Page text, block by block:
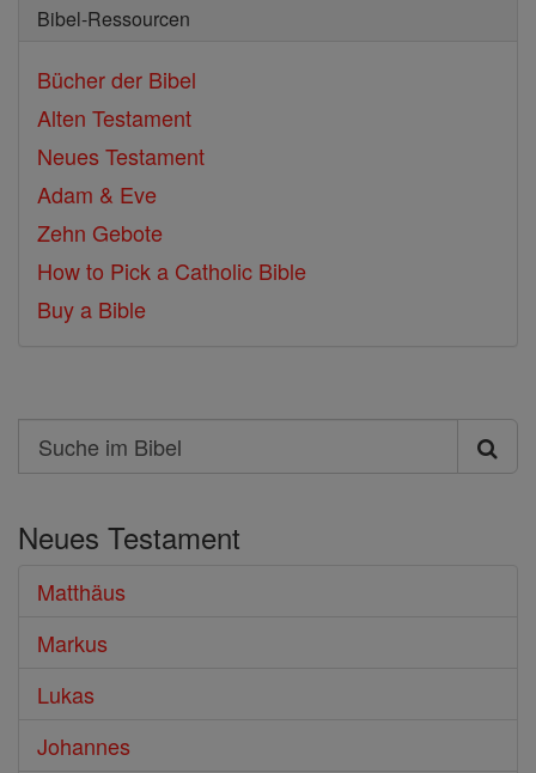
Bibel-Ressourcen
Bücher der Bibel
Alten Testament
Neues Testament
Adam & Eve
Zehn Gebote
How to Pick a Catholic Bible
Buy a Bible
Search
Suche
Bibel
Neues Testament
Matthäus
Markus
Lukas
Johannes